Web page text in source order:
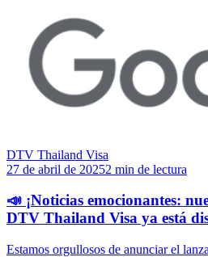
DTV Thailand Visa
27 de abril de 20252 min de lectura
📣 ¡Noticias emocionantes:
DTV Thailand Visa ya está
Estamos orgullosos de anunciar el